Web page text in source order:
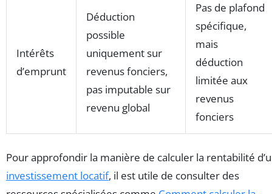
Intérêts
d’emprunt
Déduction
possible
uniquement sur
revenus fonciers,
pas imputable sur
revenu global
Pas de plafond
spécifique,
mais
déduction
limitée aux
revenus
fonciers
Pour approfondir la manière de calculer la rentabilité
investissement locatif, il est utile de consulter des